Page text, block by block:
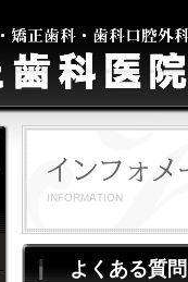
よくある質問